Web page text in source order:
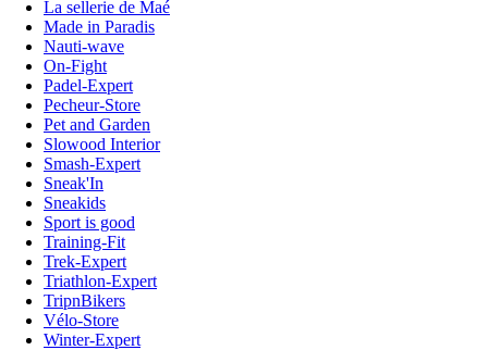
La sellerie de Maé
Made in Paradis
Nauti-wave
On-Fight
Padel-Expert
Pecheur-Store
Pet and Garden
Slowood Interior
Smash-Expert
Sneak'In
Sneakids
Sport is good
Training-Fit
Trek-Expert
Triathlon-Expert
TripnBikers
Vélo-Store
Winter-Expert